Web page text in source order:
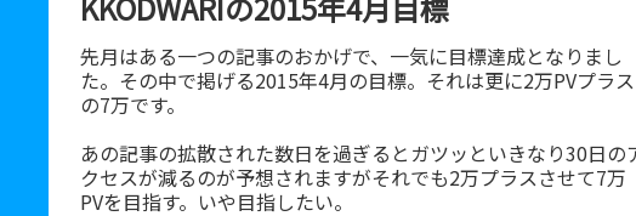
先月はある一つの記事のおかげで、一気に目標達成となりまし
た。その中で掲げる2015年4月の目標。それは更に2万PVプラス
の7万です。
あの記事の拡散された数日を過ぎるとガツッといきなり30日の
クセスが減るのが予想されますがそれでも2万プラスさせて7万
PVを目指す。いや目指したい。